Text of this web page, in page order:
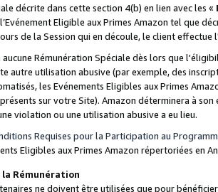
décrite dans cette section 4(b) en lien avec les «
Eligible aux Primes Amazon tel que
de la Session qui en découle, le client
Rémunération Spéciale dès lors que
autre utilisation abusive (par exemple, des
les Evénements Eligibles aux Primes
sur votre Site). Amazon déterminera à
violation ou une utilisation abusive a eu lieu.
Requises pour la Participation au
Eligibles aux Primes Amazon répertoriées en
Rémunération
ne doivent être utilisées que pour